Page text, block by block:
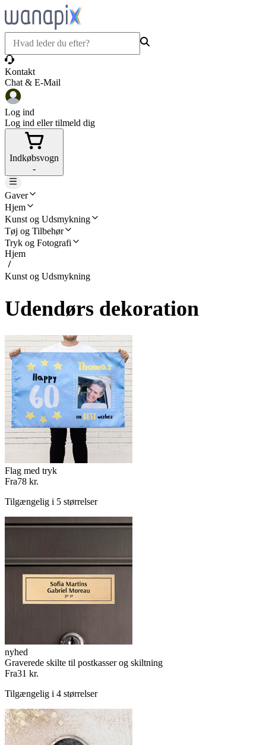
Kontakt
Chat & E-Mail
Log ind
Log ind eller tilmeld dig
Indkøbsvogn
-
Gaver
Hjem
Kunst og Udsmykning
Tøj og Tilbehør
Tryk og Fotografi
Hjem
Kunst og Udsmykning
Udendørs dekoration
Flag med tryk
Fra78 kr.
Tilgængelig i 5 størrelser
nyhed
Graverede skilte til postkasser og skiltning
Fra31 kr.
Tilgængelig i 4 størrelser